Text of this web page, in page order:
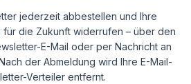
jederzeit abbestellen und Ihre
für die Zukunft widerrufen – über den
E-Mail oder per Nachricht an
der Abmeldung wird Ihre E-Mail-
Verteiler entfernt.